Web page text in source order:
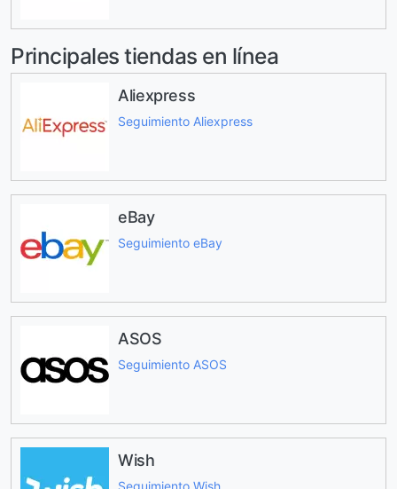
Principales tiendas en línea
Aliexpress
Seguimiento Aliexpress
eBay
Seguimiento eBay
ASOS
Seguimiento ASOS
Wish
Seguimiento Wish